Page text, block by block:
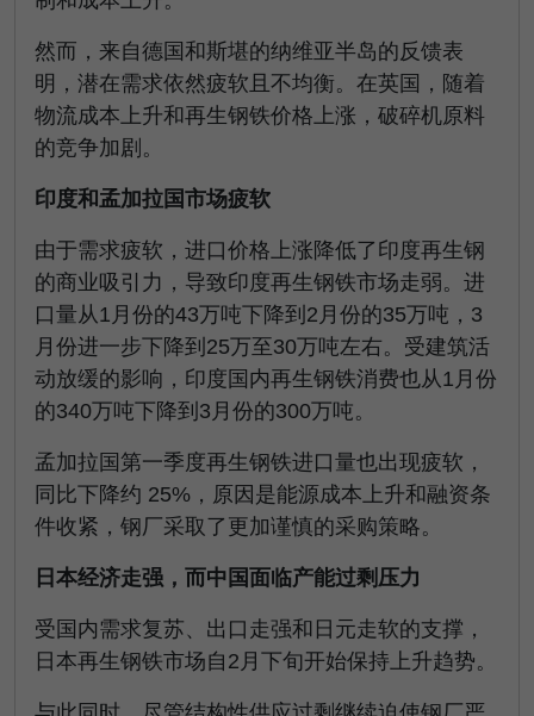
然而，来自德国和斯堪的纳维亚半岛的反馈表
明，潜在需求依然疲软且不均衡。在英国，随着
物流成本上升和再生钢铁价格上涨，破碎机原料
的竞争加剧。
印度和孟加拉国市场疲软
由于需求疲软，进口价格上涨降低了印度再生钢
的商业吸引力，导致印度再生钢铁市场走弱。进
口量从1月份的43万吨下降到2月份的35万吨，3
月份进一步下降到25万至30万吨左右。受建筑活
动放缓的影响，印度国内再生钢铁消费也从1月份
的340万吨下降到3月份的300万吨。
孟加拉国第一季度再生钢铁进口量也出现疲软，
同比下降约 25%，原因是能源成本上升和融资条
件收紧，钢厂采取了更加谨慎的采购策略。
日本经济走强，而中国面临产能过剩压力
受国内需求复苏、出口走强和日元走软的支撑，
日本再生钢铁市场自2月下旬开始保持上升趋势。